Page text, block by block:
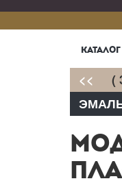
КАТАЛОГ
<< (